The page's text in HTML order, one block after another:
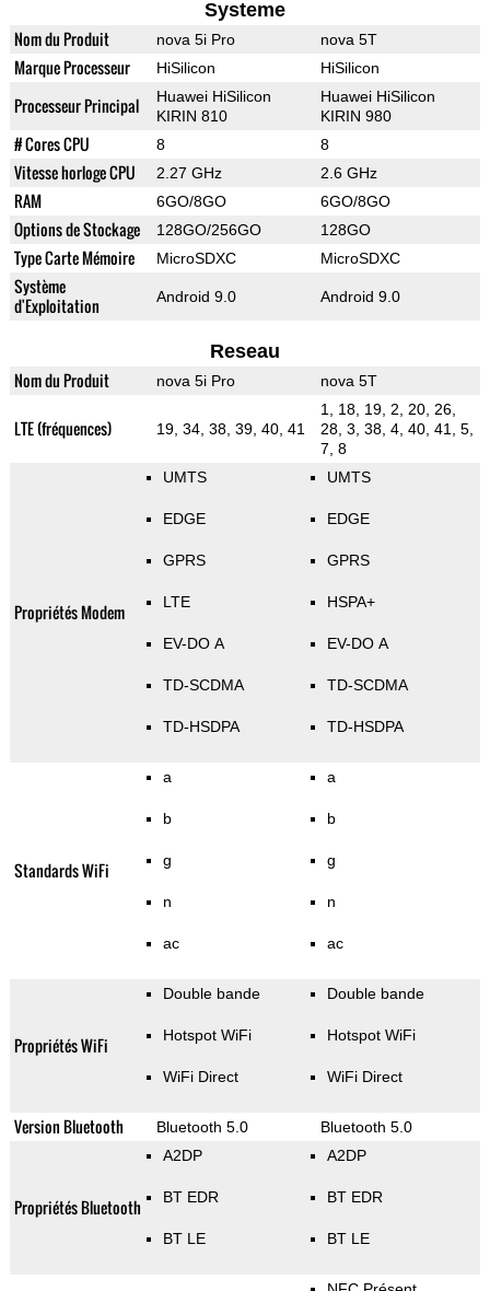
Systeme
Nom du Produit nova 5i Pro nova 5T
Marque Processeur HiSilicon HiSilicon
Processeur Principal
Huawei HiSilicon
KIRIN 810
Huawei HiSilicon
KIRIN 980
# Cores CPU 8 8
Vitesse horloge CPU 2.27 GHz 2.6 GHz
RAM 6GO/8GO 6GO/8GO
Options de Stockage 128GO/256GO 128GO
Type Carte Mémoire MicroSDXC MicroSDXC
Système
d'Exploitation
Android 9.0 Android 9.0
Reseau
Nom du Produit nova 5i Pro nova 5T
LTE (fréquences) 19, 34, 38, 39, 40, 41
1, 18, 19, 2, 20, 26,
28, 3, 38, 4, 40, 41, 5,
7, 8
Propriétés Modem
UMTS
EDGE
GPRS
LTE
EV-DO A
TD-SCDMA
TD-HSDPA
UMTS
EDGE
GPRS
HSPA+
EV-DO A
TD-SCDMA
TD-HSDPA
Standards WiFi
a
b
g
n
ac
a
b
g
n
ac
Propriétés WiFi
Double bande
Hotspot WiFi
WiFi Direct
Double bande
Hotspot WiFi
WiFi Direct
Version Bluetooth Bluetooth 5.0 Bluetooth 5.0
Propriétés Bluetooth
A2DP
BT EDR
BT LE
A2DP
BT EDR
BT LE